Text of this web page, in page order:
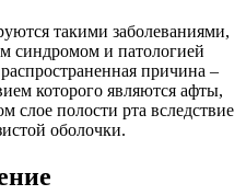
такими заболеваниями,
синдромом и патологией
причина –
которого являются афты,
слое полости рта вследствие
оболочки.